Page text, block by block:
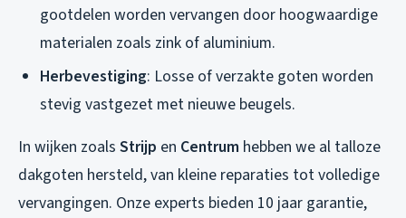
gootdelen worden vervangen door hoogwaardige
materialen zoals zink of aluminium.
Herbevestiging: Losse of verzakte goten worden
stevig vastgezet met nieuwe beugels.
In wijken zoals Strijp en Centrum hebben we al talloze
dakgoten hersteld, van kleine reparaties tot volledige
vervangingen. Onze experts bieden 10 jaar garantie,